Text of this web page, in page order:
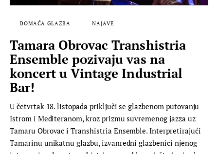
DOMAĆA GLAZBA NAJAVE
Tamara Obrovac Transhistria
Ensemble pozivaju vas na
koncert u Vintage Industrial
Bar!
U četvrtak 18. listopada priključi se glazbenom putovanju
Istrom i Mediteranom, kroz prizmu suvremenog jazza uz
Tamaru Obrovac i Transhistria Ensemble. Interpretirajući
Tamarinu unikatnu glazbu, izvanredni glazbenici njenog